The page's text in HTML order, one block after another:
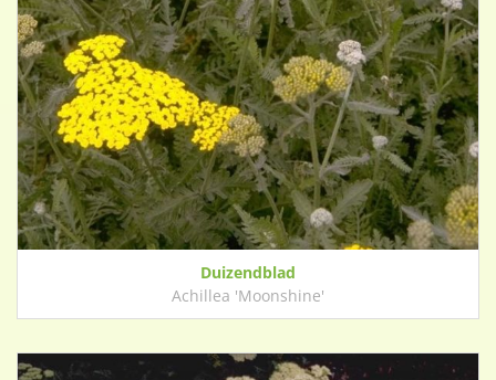
Duizendblad
Achillea 'Moonshine'